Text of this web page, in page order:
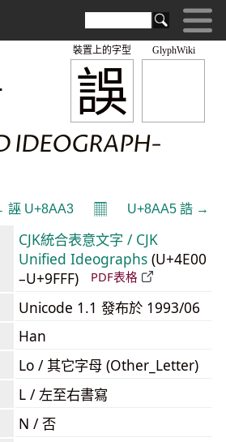
GlyphWiki
誤
裝置上的字型
IDEOGRAPH-
誣 U+8AA3 𝄜 U+8AA5 誥 →
CJK統合表意文字 / CJK
Unified Ideographs (U+4E00
–U+9FFF)
PDF表格
Unicode 1.1 發布於 1993/06
Han
Lo / 其它字母 (Other_Letter)
L / 左至右書寫
N / 否